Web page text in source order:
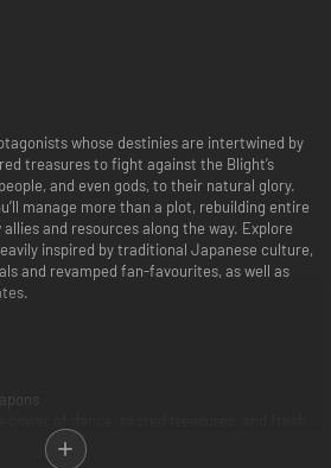
whose destinies are intertwined by
treasures to fight against the Blight’s
and even gods, to their natural glory.
manage more than a plot, rebuilding entire
and resources along the way. Explore
inspired by traditional Japanese culture,
and revamped fan-favourites, as well as
to purify the land, your farms, and